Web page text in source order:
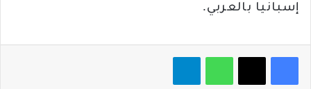
إسبانيا بالعربي.
فيسبوك‫X واتساب تيلقرام